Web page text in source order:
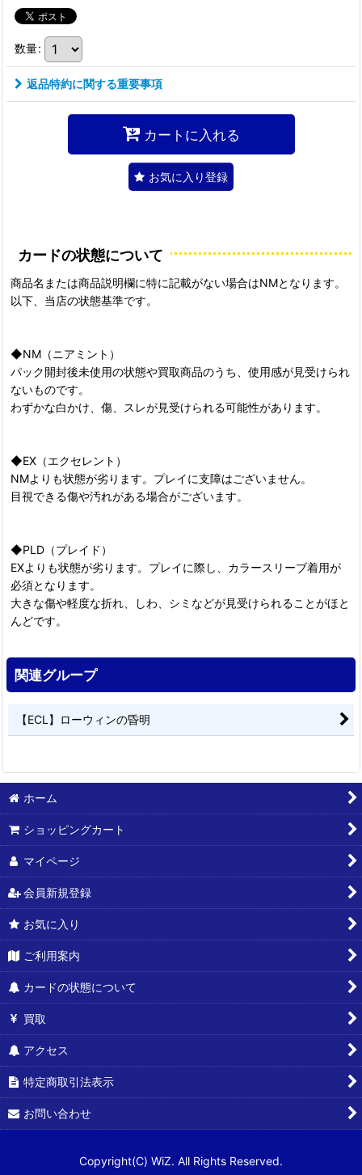
数量:
返品特約に関する重要事項
カートに入れる
お気に入り登録
カードの状態について
商品名または商品説明欄に特に記載がない場合はNMとなります。
以下、当店の状態基準です。
◆NM（ニアミント）
パック開封後未使用の状態や買取商品のうち、使用感が見受けられ
ないものです。
わずかな白かけ、傷、スレが見受けられる可能性があります。
◆EX（エクセレント）
NMよりも状態が劣ります。プレイに支障はございません。
目視できる傷や汚れがある場合がございます。
◆PLD（プレイド）
EXよりも状態が劣ります。プレイに際し、カラースリーブ着用が
必須となります。
大きな傷や軽度な折れ、しわ、シミなどが見受けられることがほと
んどです。
関連グループ
【ECL】ローウィンの昏明
ホーム
ショッピングカート
マイページ
会員新規登録
お気に入り
ご利用案内
カードの状態について
買取
アクセス
特定商取引法表示
お問い合わせ
Copyright(C) WiZ. All Rights Reserved.